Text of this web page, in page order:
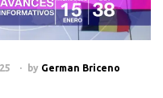
by German Briceno